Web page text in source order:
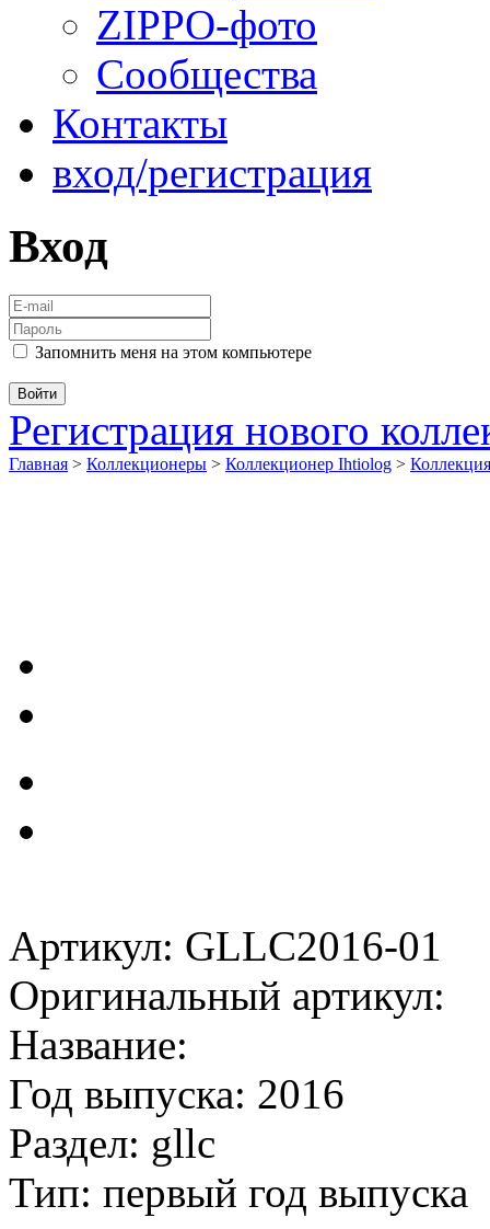
ZIPPO-фото
Сообщества
Контакты
вход/регистрация
Вход
Запомнить меня на этом компьютере
Регистрация нового
Главная > Коллекционеры > Коллекционер Ihtiolog >
Артикул: GLLC2016-01
Оригинальный артикул:
Название:
Год выпуска: 2016
Раздел: gllc
Тип: первый год выпуска